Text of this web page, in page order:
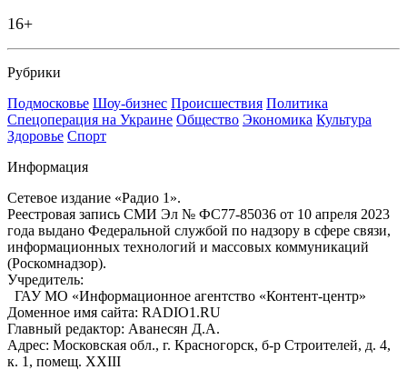
16+
Рубрики
Подмосковье Шоу-бизнес Происшествия Политика
Спецоперация на Украине Общество Экономика Культура
Здоровье Спорт
Информация
Сетевое издание «Радио 1».
Реестровая запись СМИ Эл № ФС77-85036 от 10 апреля 2023
года выдано Федеральной службой по надзору в сфере связи,
информационных технологий и массовых коммуникаций
(Роскомнадзор).
Учредитель:
ГАУ МО «Информационное агентство «Контент-центр»
Доменное имя сайта: RADIO1.RU
Главный редактор: Аванесян Д.А.
Адрес: Московская обл., г. Красногорск, б-р Строителей, д. 4,
к. 1, помещ. XXIII